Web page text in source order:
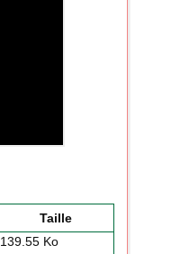
Taille
139.55 Ko